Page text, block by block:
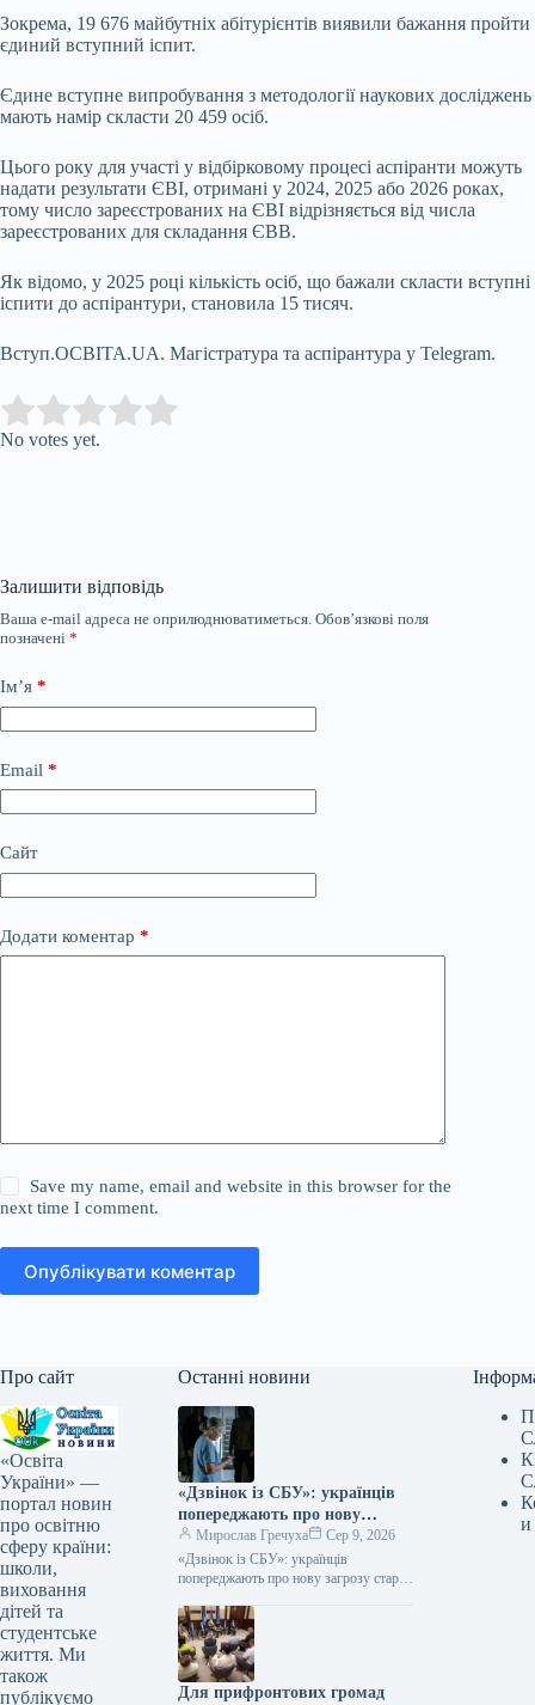
Зокрема, 19 676 майбутніх абітурієнтів виявили бажання пройти
єдиний вступний іспит.
Єдине вступне випробування з методології наукових досліджень
мають намір скласти 20 459 осіб.
Цього року для участі у відбірковому процесі аспіранти можуть
надати результати ЄВІ, отримані у 2024, 2025 або 2026 роках,
тому число зареєстрованих на ЄВІ відрізняється від числа
зареєстрованих для складання ЄВВ.
Як відомо, у 2025 році кількість осіб, що бажали скласти вступні
іспити до аспірантури, становила 15 тисяч.
Вступ.ОСВІТА.UA. Магістратура та аспірантура у Telegram.
Rate this item:
No votes yet.
Залишити відповідь
Ваша e-mail адреса не оприлюднюватиметься. Обов’язкові поля
позначені *
Ім’я *
Email *
Сайт
Додати коментар *
Save my name, email and website in this browser for the
next time I comment.
Опублікувати коментар
Про сайт
«Освіта
України» —
портал новин
про освітню
сферу країни:
школи,
виховання
дітей та
студентське
життя. Ми
також
публікуємо
Останні новини
«Дзвінок із СБУ»: українців
попереджають про нову
загрозу старої шахрайської
схеми
Мирослав Гречуха
Сер 9, 2026
«Дзвінок із СБУ»: українців
попереджають про нову загрозу старої
Укрінформ Правоохоронці
попереджають про шахраїв, які
телефонують…
Для прифронтових громад
и